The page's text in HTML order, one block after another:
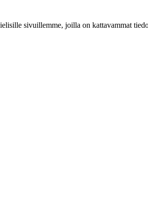
sivuillemme, joilla on kattavammat